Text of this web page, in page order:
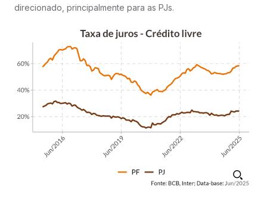
direcionado, principalmente para as PJs.